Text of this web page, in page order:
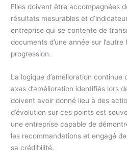
Elles doivent être accompagnées
résultats mesurables et
entreprise qui se contente de
documents d’une année sur
progression.
La logique d’amélioration
axes d’amélioration identifiés lors
doivent avoir donné lieu à des
d’évolution sur ces points est
une entreprise capable de
les recommandations et engagé
sa crédibilité.